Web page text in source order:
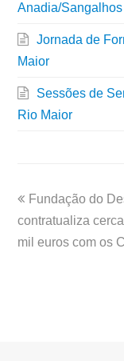
Anadia/Sangalhos
Jornada de
Maior
Sessões de
Rio Maior
Fundação do
contratualiza
mil euros com os